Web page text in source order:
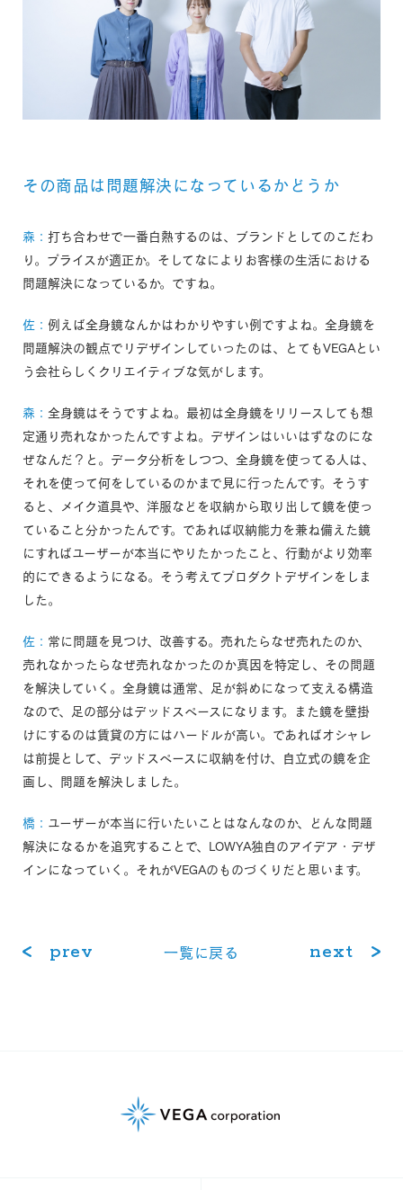
その商品は問題解決になっているかどうか
森： 打ち合わせで一番白熱するのは、ブランドとしてのこだわ
り。プライスが適正か。そしてなによりお客様の生活における
問題解決になっているか。ですね。
佐： 例えば全身鏡なんかはわかりやすい例ですよね。全身鏡を
問題解決の観点でリデザインしていったのは、とてもVEGAとい
う会社らしくクリエイティブな気がします。
森： 全身鏡はそうですよね。最初は全身鏡をリリースしても想
定通り売れなかったんですよね。デザインはいいはずなのにな
ぜなんだ？と。データ分析をしつつ、全身鏡を使ってる人は、
それを使って何をしているのかまで見に行ったんです。そうす
ると、メイク道具や、洋服などを収納から取り出して鏡を使っ
ていること分かったんです。であれば収納能力を兼ね備えた鏡
にすればユーザーが本当にやりたかったこと、行動がより効率
的にできるようになる。そう考えてプロダクトデザインをしま
した。
佐： 常に問題を見つけ、改善する。売れたらなぜ売れたのか、
売れなかったらなぜ売れなかったのか真因を特定し、その問題
を解決していく。全身鏡は通常、足が斜めになって支える構造
なので、足の部分はデッドスペースになります。また鏡を壁掛
けにするのは賃貸の方にはハードルが高い。であればオシャレ
は前提として、デッドスペースに収納を付け、自立式の鏡を企
画し、問題を解決しました。
橋： ユーザーが本当に行いたいことはなんなのか、どんな問題
解決になるかを追究することで、LOWYA独自のアイデア・デザ
インになっていく。それがVEGAのものづくりだと思います。
prev ⼀覧に戻る next